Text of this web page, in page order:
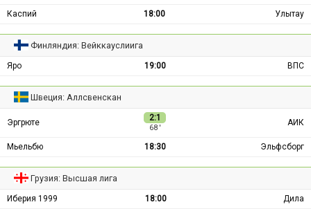
Каспий 18:00 Улытау
Финляндия: Вейккауслиига
Яро 19:00 ВПС
Швеция: Аллсвенскан
Эргрюте 2:1
68 ′
АИК
Мьельбю 18:30 Эльфсборг
Грузия: Высшая лига
Иберия 1999 18:00
Дила